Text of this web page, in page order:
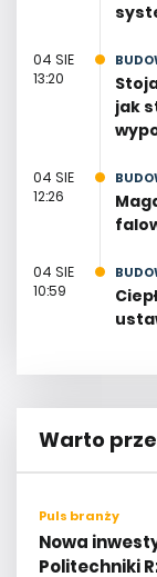
04 SIE
13:20
jak
04 SIE
12:26
04 SIE
10:59
Warto
Puls branży
Nowa
Politechniki